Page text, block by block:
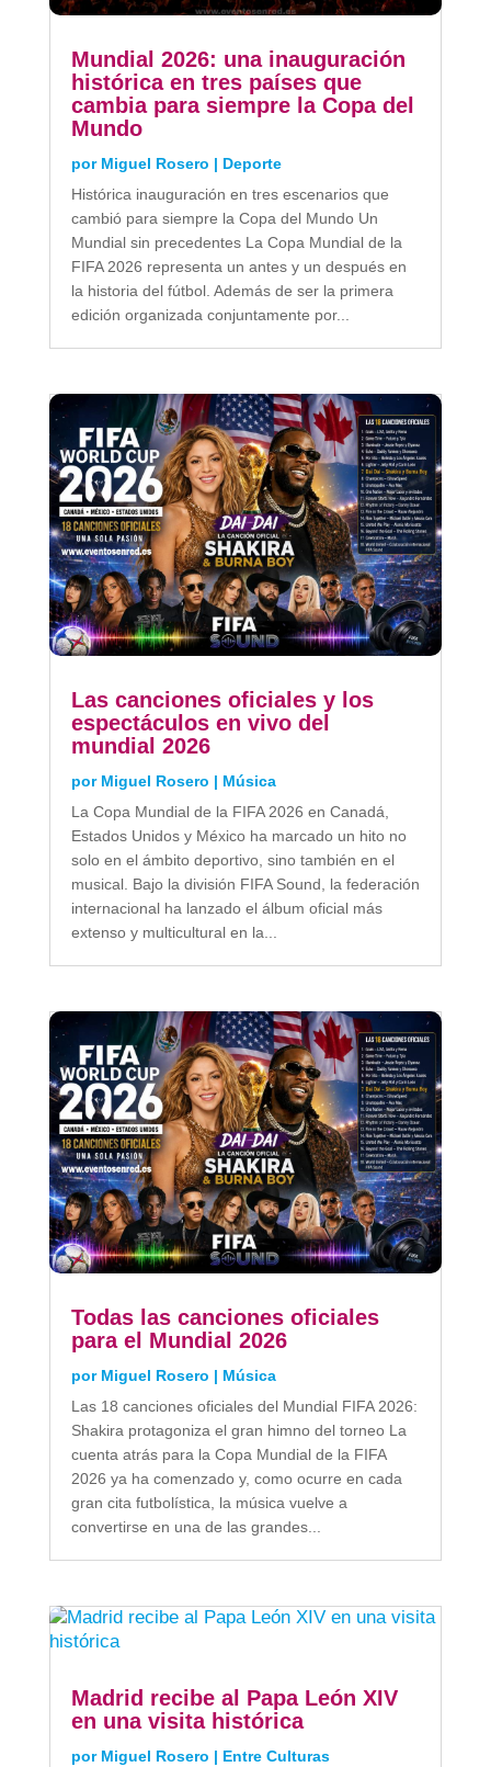
Mundial 2026: una inauguración
histórica en tres países que
cambia para siempre la Copa del
Mundo
por Miguel Rosero | Deporte
Histórica inauguración en tres escenarios que
cambió para siempre la Copa del Mundo Un
Mundial sin precedentes La Copa Mundial de la
FIFA 2026 representa un antes y un después en
la historia del fútbol. Además de ser la primera
edición organizada conjuntamente por...
Las canciones oficiales y los
espectáculos en vivo del
mundial 2026
por Miguel Rosero | Música
La Copa Mundial de la FIFA 2026 en Canadá,
Estados Unidos y México ha marcado un hito no
solo en el ámbito deportivo, sino también en el
musical. Bajo la división FIFA Sound, la federación
internacional ha lanzado el álbum oficial más
extenso y multicultural en la...
Todas las canciones oficiales
para el Mundial 2026
por Miguel Rosero | Música
Las 18 canciones oficiales del Mundial FIFA 2026:
Shakira protagoniza el gran himno del torneo La
cuenta atrás para la Copa Mundial de la FIFA
2026 ya ha comenzado y, como ocurre en cada
gran cita futbolística, la música vuelve a
convertirse en una de las grandes...
Madrid recibe al Papa León XIV
en una visita histórica
por Miguel Rosero | Entre Culturas